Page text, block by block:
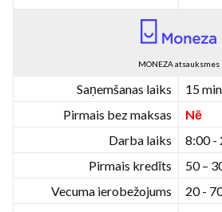
MONEZA atsauksmes
Saņemšanas laiks
15 min
Pirmais bez maksas
Nē
Darba laiks
8:00 -
Pirmais kredīts
50 –
Vecuma ierobežojums
20 -